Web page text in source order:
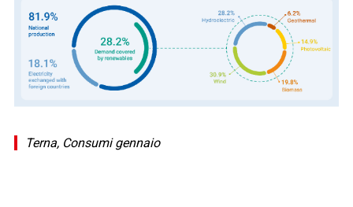
Terna, Consumi gennaio